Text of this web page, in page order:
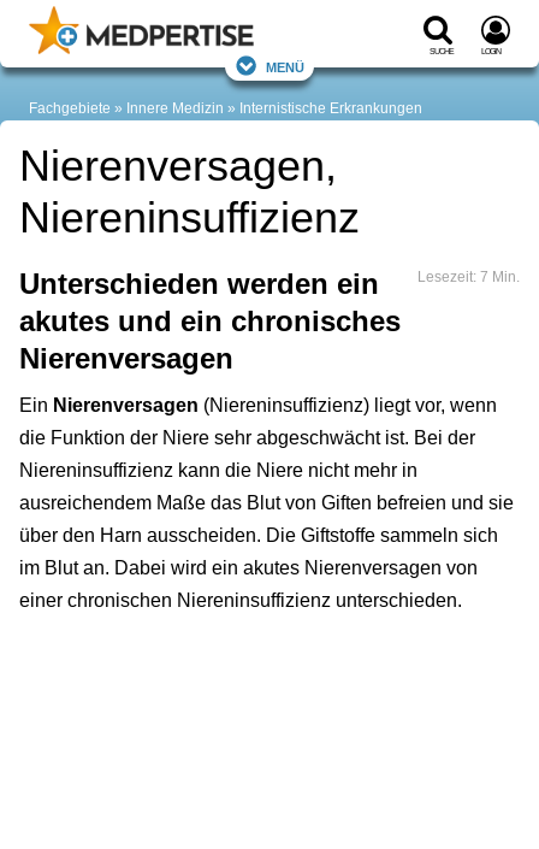
Suche Login
Menü
Fachgebiete Innere Medizin Internistische Erkrankungen
Nierenversagen,
Niereninsuffizienz
Lesezeit: 7 Min.
Unterschieden werden ein
akutes und ein chronisches
Nierenversagen
Ein Nierenversagen (Niereninsuffizienz) liegt vor, wenn
die Funktion der Niere sehr abgeschwächt ist. Bei der
Niereninsuffizienz kann die Niere nicht mehr in
ausreichendem Maße das Blut von Giften befreien und sie
über den Harn ausscheiden. Die Giftstoffe sammeln sich
im Blut an. Dabei wird ein akutes Nierenversagen von
einer chronischen Niereninsuffizienz unterschieden.